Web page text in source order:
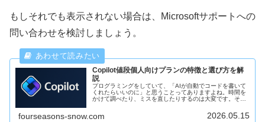
もしそれでも表示されない場合は、Microsoftサポートへの
問い合わせを検討しましょう。
Copilot値段個人向けプランの特徴と選び方を解
説
プログラミングをしていて、「AIが自動でコードを書いて
くれたらいいのに」と思うことってありますよね。時間を
かけて調べたり、ミスを直したりするのは大変です。そん
fourseasons-snow.com 2026.05.15